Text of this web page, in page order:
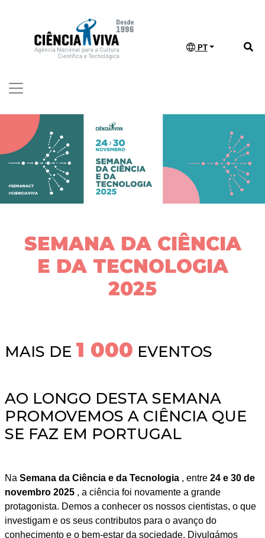
PT
SEMANA DA CIÊNCIA
E DA TECNOLOGIA
2025
MAIS DE 1 000 EVENTOS
AO LONGO DESTA SEMANA
PROMOVEMOS A CIÊNCIA QUE
SE FAZ EM PORTUGAL
Na Semana da Ciência e da Tecnologia , entre 24 e 30 de
novembro 2025 , a ciência foi novamente a grande
protagonista. Demos a conhecer os nossos cientistas, o que
investigam e os seus contributos para o avanço do
conhecimento e o bem-estar da sociedade. Divulgámos